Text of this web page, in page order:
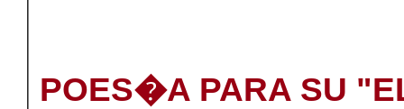
POES�A PARA SU